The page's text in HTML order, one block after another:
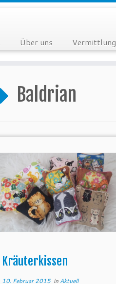
Über uns Vermittlung
Baldrian
Kräuterkissen
10. Februar 2015in Aktuell